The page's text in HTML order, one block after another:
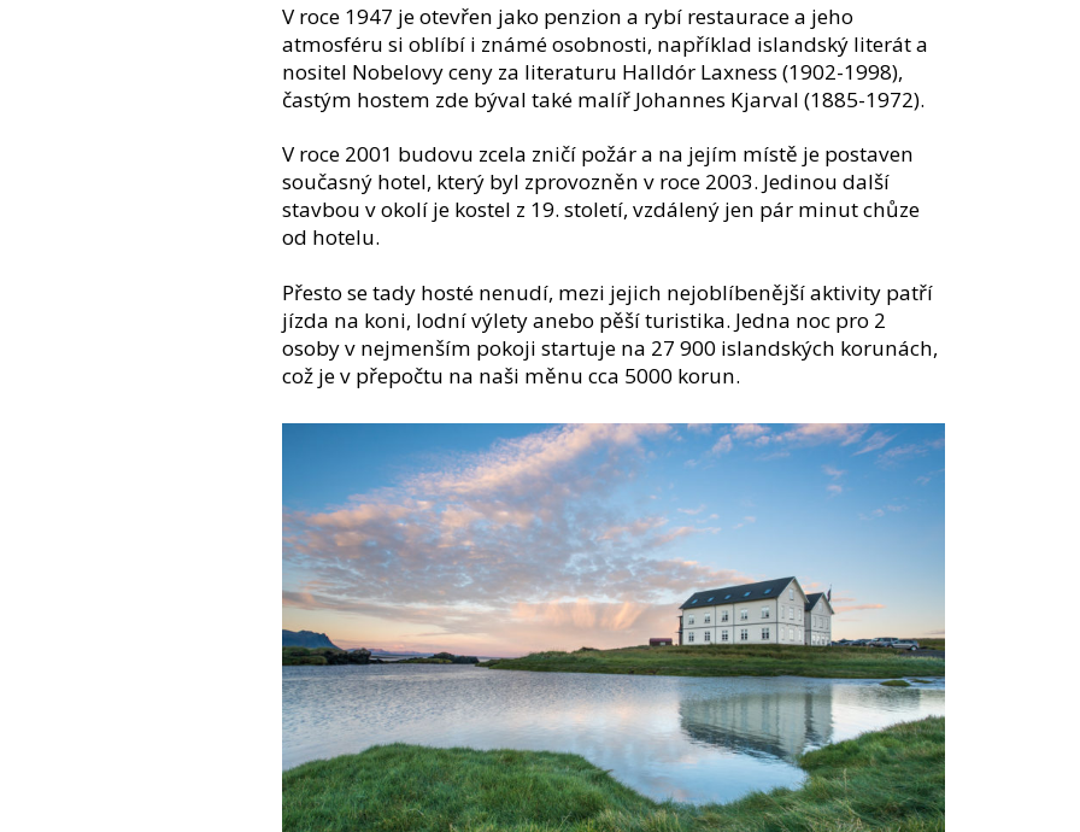
V roce 1947 je otevřen jako penzion a rybí restaurace a jeho
atmosféru si oblíbí i známé osobnosti, například islandský literát a
nositel Nobelovy ceny za literaturu Halldór Laxness (1902-1998),
častým hostem zde býval také malíř Johannes Kjarval (1885-1972).
V roce 2001 budovu zcela zničí požár a na jejím místě je postaven
současný hotel, který byl zprovozněn v roce 2003. Jedinou další
stavbou v okolí je kostel z 19. století, vzdálený jen pár minut chůze
od hotelu.
Přesto se tady hosté nenudí, mezi jejich nejoblíbenější aktivity patří
jízda na koni, lodní výlety anebo pěší turistika. Jedna noc pro 2
osoby v nejmenším pokoji startuje na 27 900 islandských korunách,
což je v přepočtu na naši měnu cca 5000 korun.